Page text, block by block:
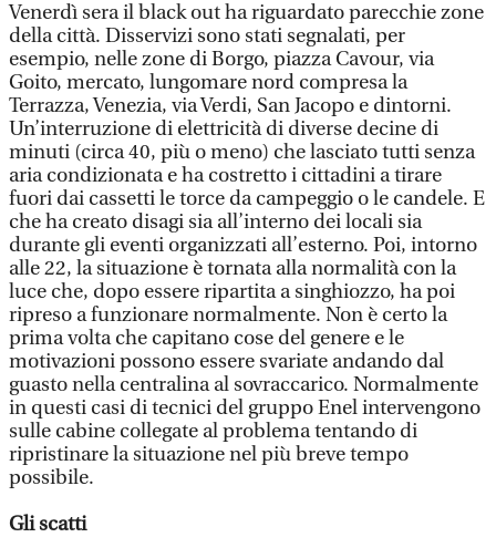
Venerdì sera il black out ha riguardato parecchie zone
della città. Disservizi sono stati segnalati, per
esempio, nelle zone di Borgo, piazza Cavour, via
Goito, mercato, lungomare nord compresa la
Terrazza, Venezia, via Verdi, San Jacopo e dintorni.
Un’interruzione di elettricità di diverse decine di
minuti (circa 40, più o meno) che lasciato tutti senza
aria condizionata e ha costretto i cittadini a tirare
fuori dai cassetti le torce da campeggio o le candele. E
che ha creato disagi sia all’interno dei locali sia
durante gli eventi organizzati all’esterno. Poi, intorno
alle 22, la situazione è tornata alla normalità con la
luce che, dopo essere ripartita a singhiozzo, ha poi
ripreso a funzionare normalmente. Non è certo la
prima volta che capitano cose del genere e le
motivazioni possono essere svariate andando dal
guasto nella centralina al sovraccarico. Normalmente
in questi casi di tecnici del gruppo Enel intervengono
sulle cabine collegate al problema tentando di
ripristinare la situazione nel più breve tempo
possibile.
Gli scatti